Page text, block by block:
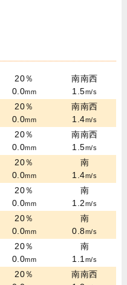
20％
0.0mm
南南西
1.5m/s
20％
0.0mm
南南西
1.4m/s
20％
0.0mm
南南西
1.5m/s
20％
0.0mm
南
1.4m/s
20％
0.0mm
南
1.2m/s
20％
0.0mm
南
0.8m/s
20％
0.0mm
南
1.1m/s
20％
南南西